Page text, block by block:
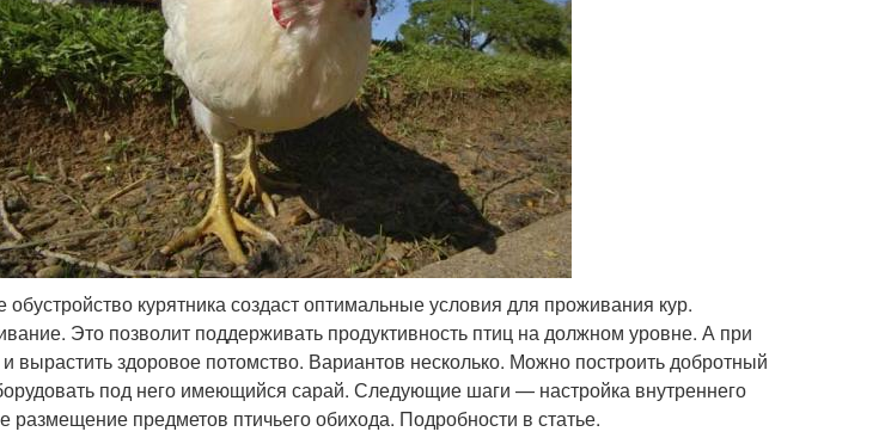
курятника создаст оптимальные условия для проживания кур.
Это позволит поддерживать продуктивность птиц на должном уровне. А при
вырастить здоровое потомство. Вариантов несколько. Можно построить добротный
под него имеющийся сарай. Следующие шаги — настройка внутреннего
размещение предметов птичьего обихода. Подробности в статье.